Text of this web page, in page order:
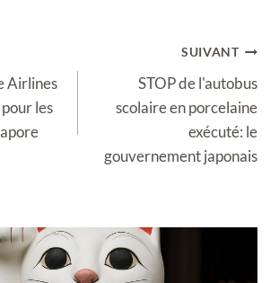
Airlines
les
SUIVANT
STOP de l'autobus
scolaire en porcelaine
exécuté: le
gouvernement japonais